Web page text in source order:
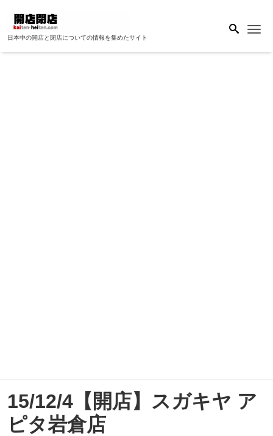
日本中の開店と閉店についての情報を集めたサイト
15/12/4【開店】スガキヤ ア
ピタ岩倉店